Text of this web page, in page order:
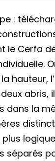
:
le Cerfa
hauteur,
deux
dans la
plus
séparés